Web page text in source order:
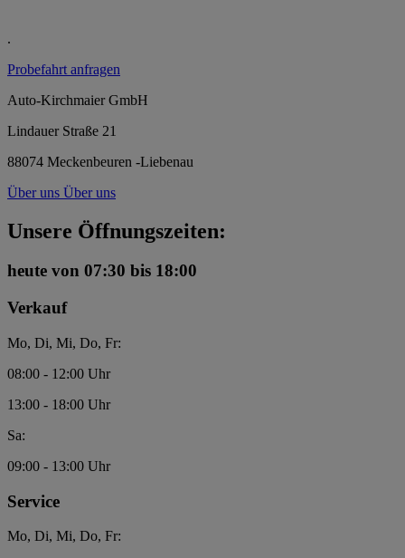
.
Probefahrt anfragen
Auto-Kirchmaier GmbH
Lindauer Straße 21
88074 Meckenbeuren -Liebenau
Über uns Über uns
Unsere Öffnungszeiten:
heute von 07:30 bis 18:00
Verkauf
Mo, Di, Mi, Do, Fr:
08:00 - 12:00 Uhr
13:00 - 18:00 Uhr
Sa:
09:00 - 13:00 Uhr
Service
Mo, Di, Mi, Do, Fr: